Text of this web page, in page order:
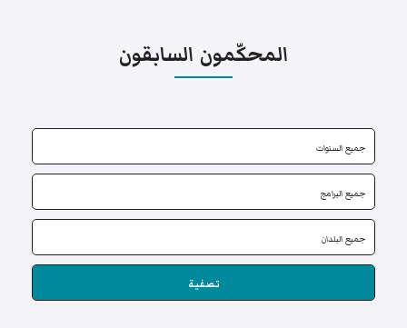
المحكّمون السابقون
تصفية